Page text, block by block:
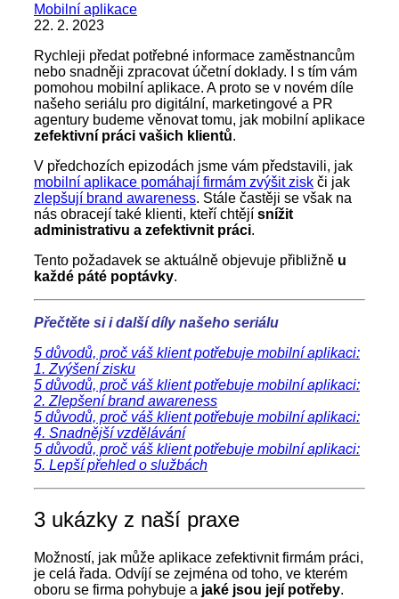
Mobilní aplikace
22. 2. 2023
Rychleji předat potřebné informace zaměstnancům
nebo snadněji zpracovat účetní doklady. I s tím vám
pomohou mobilní aplikace. A proto se v novém díle
našeho seriálu pro digitální, marketingové a PR
agentury budeme věnovat tomu, jak mobilní aplikace
zefektivní práci vašich klientů.
V předchozích epizodách jsme vám představili, jak
mobilní aplikace pomáhají firmám zvýšit zisk či jak
zlepšují brand awareness. Stále častěji se však na
nás obracejí také klienti, kteří chtějí snížit
administrativu a zefektivnit práci.
Tento požadavek se aktuálně objevuje přibližně u
každé páté poptávky.
Přečtěte si i další díly našeho seriálu
5 důvodů, proč váš klient potřebuje mobilní aplikaci:
1. Zvýšení zisku
5 důvodů, proč váš klient potřebuje mobilní aplikaci:
2. Zlepšení brand awareness
5 důvodů, proč váš klient potřebuje mobilní aplikaci:
4. Snadnější vzdělávání
5 důvodů, proč váš klient potřebuje mobilní aplikaci:
5. Lepší přehled o službách
3 ukázky z naší praxe
Možností, jak může aplikace zefektivnit firmám práci,
je celá řada. Odvíjí se zejména od toho, ve kterém
oboru se firma pohybuje a jaké jsou její potřeby.